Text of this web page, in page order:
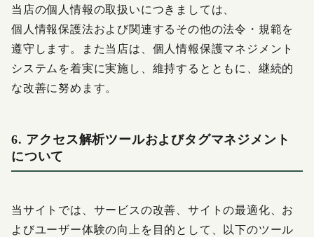
当店の個人情報の取扱いにつきましては、
個人情報保護法および関連するその他の法令・規範を
遵守します。また当店は、個人情報保護マネジメント
システムを着実に実施し、維持するとともに、継続的
な改善に努めます。
6. アクセス解析ツールおよびタグマネジメント
について
当サイトでは、サービスの改善、サイトの最適化、お
よびユーザー体験の向上を目的として、以下のツール